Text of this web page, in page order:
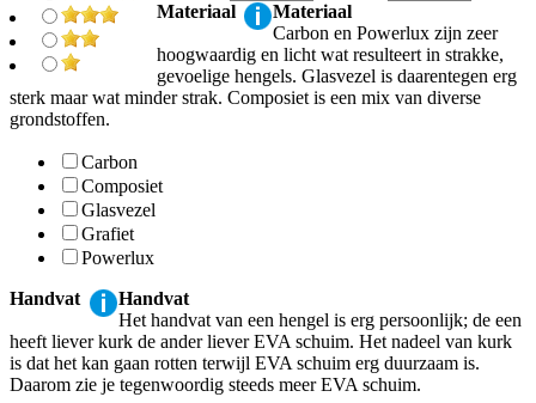
Materiaal
Materiaal
Carbon en Powerlux zijn zeer
hoogwaardig en licht wat resulteert in strakke,
gevoelige hengels. Glasvezel is daarentegen erg
sterk maar wat minder strak. Composiet is een mix van diverse
grondstoffen.
Carbon
Composiet
Glasvezel
Grafiet
Powerlux
Handvat
Handvat
Het handvat van een hengel is erg persoonlijk; de een
heeft liever kurk de ander liever EVA schuim. Het nadeel van kurk
is dat het kan gaan rotten terwijl EVA schuim erg duurzaam is.
Daarom zie je tegenwoordig steeds meer EVA schuim.